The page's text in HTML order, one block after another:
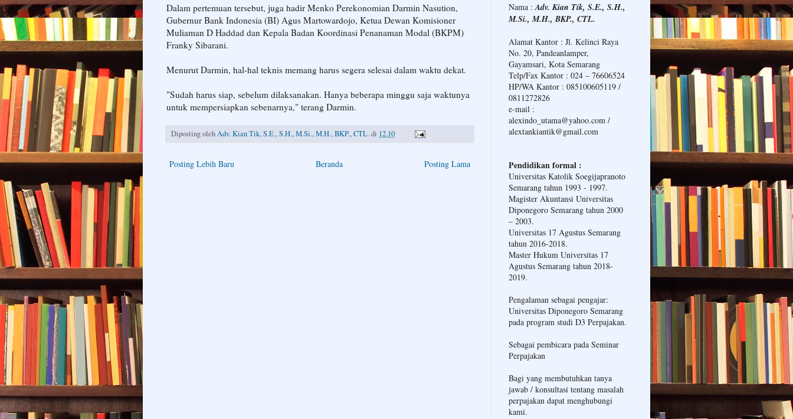
Dalam pertemuan tersebut, juga hadir Menko Perekonomian Darmin Nasution,
Gubernur Bank Indonesia (BI) Agus Martowardojo, Ketua Dewan Komisioner
Muliaman D Haddad dan Kepala Badan Koordinasi Penanaman Modal (BKPM)
Franky Sibarani.
Menurut Darmin, hal-hal teknis memang harus segera selesai dalam waktu dekat.
"Sudah harus siap, sebelum dilaksanakan. Hanya beberapa minggu saja waktunya
untuk mempersiapkan sebenarnya," terang Darmin.
Diposting olehAdv. Kian Tik, S.E., S.H., M.Si., M.H., BKP., CTL.di 12.10
Posting Lebih Baru Posting Lama
Beranda
Nama : Adv. Kian Tik, S.E., S.H.,
M.Si., M.H., BKP., CTL.
Alamat Kantor : Jl. Kelinci Raya
No. 20, Pandeanlamper,
Gayamsari, Kota Semarang
Telp/Fax Kantor : 024 – 76606524
HP/WA Kantor : 085100605119 /
0811272826
e-mail :
alexindo_utama@yahoo.com /
alextankiantik@gmail.com
Pendidikan formal :
Universitas Katolik Soegijapranoto
Semarang tahun 1993 - 1997.
Magister Akuntansi Universitas
Diponegoro Semarang tahun 2000
– 2003.
Universitas 17 Agustus Semarang
tahun 2016-2018.
Master Hukum Universitas 17
Agustus Semarang tahun 2018-
2019.
Pengalaman sebagai pengajar:
Universitas Diponegoro Semarang
pada program studi D3 Perpajakan.
Sebagai pembicara pada Seminar
Perpajakan
Bagi yang membutuhkan tanya
jawab / konsultasi tentang masalah
perpajakan dapat menghubungi
kami.